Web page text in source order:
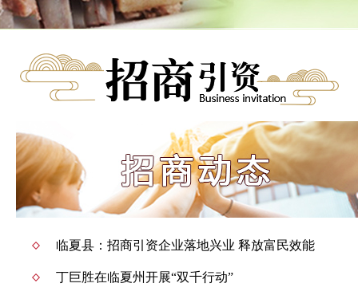
临夏县：招商引资企业落地兴业 释放富民效能
丁巨胜在临夏州开展“双千行动”